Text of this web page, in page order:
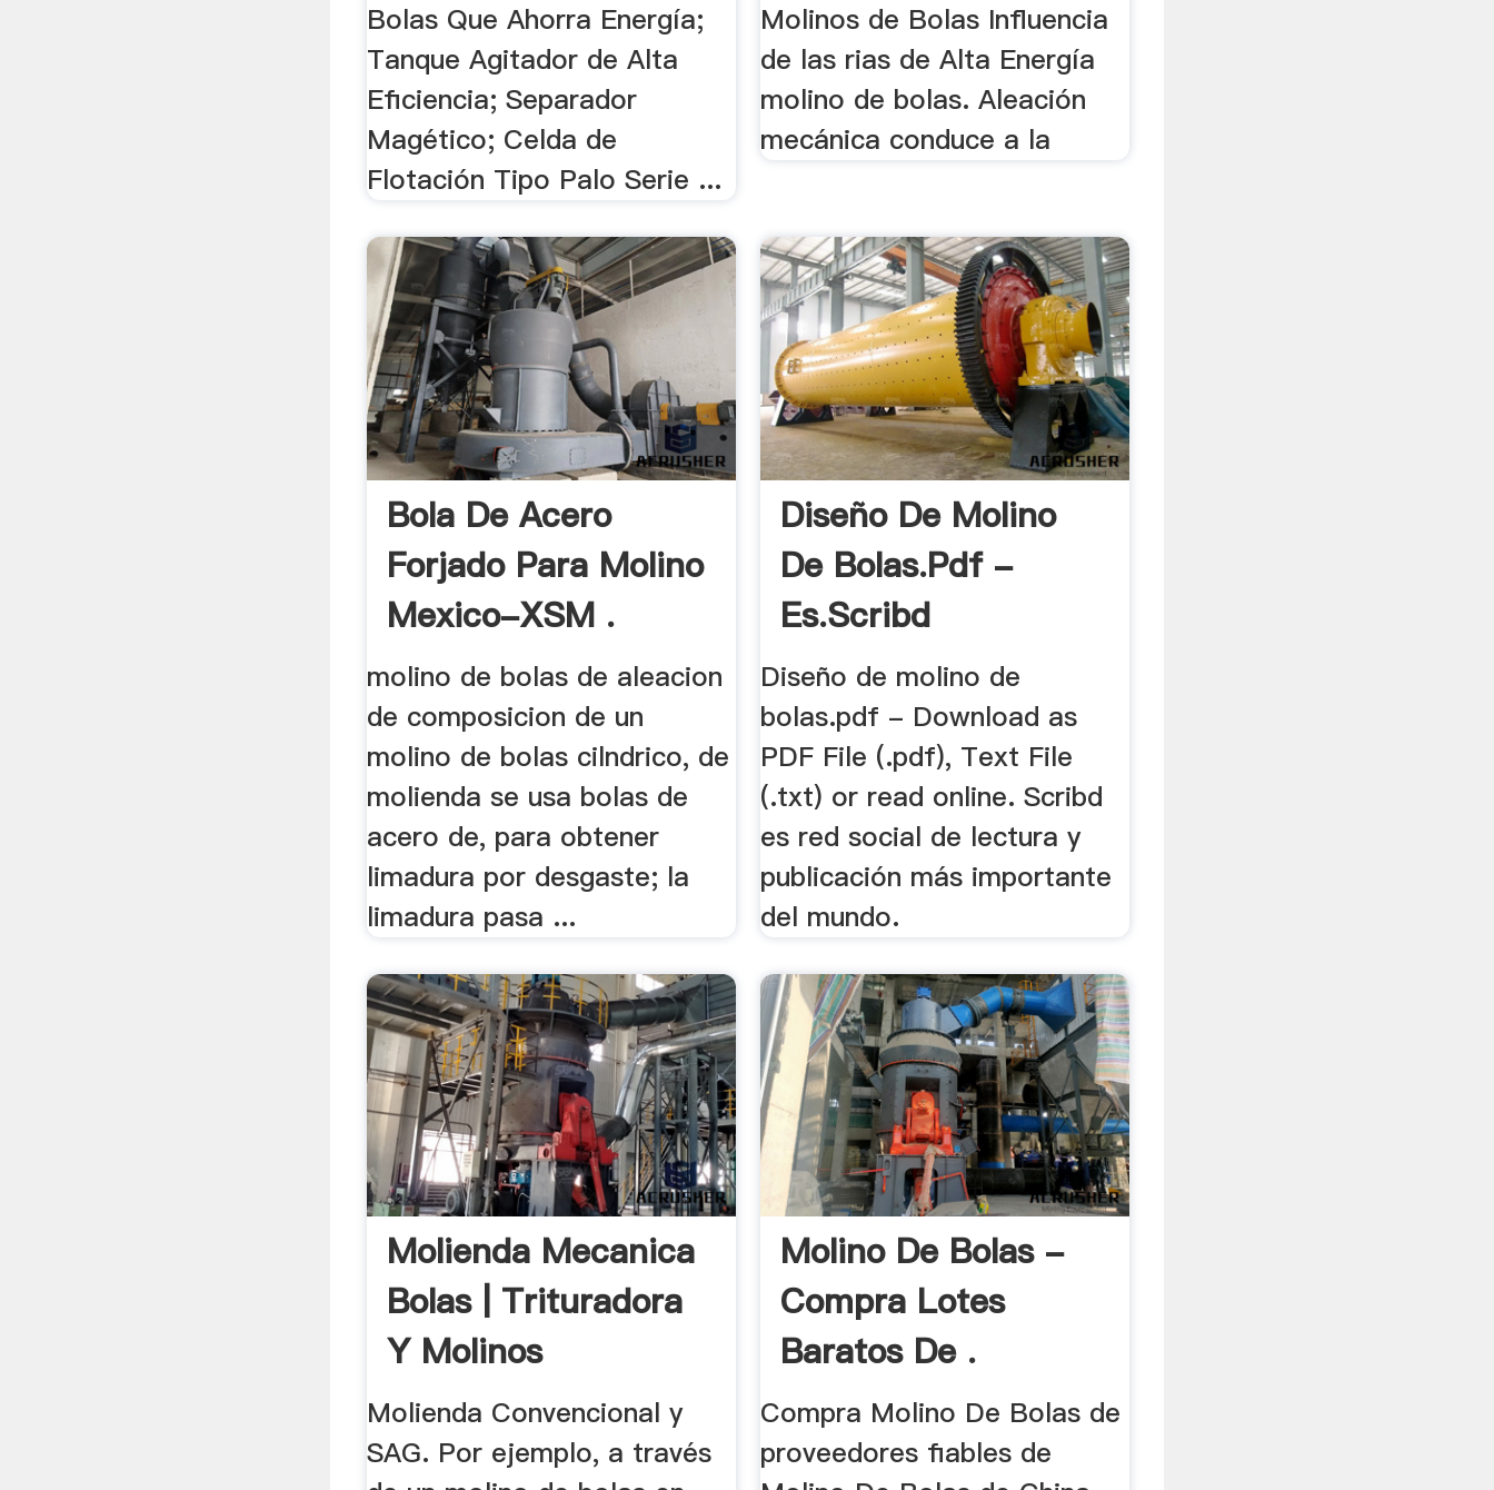
Bolas Que Ahorra Energía;
Tanque Agitador de Alta
Eficiencia; Separador
Magético; Celda de
Flotación Tipo Palo Serie ...
Molinos de Bolas Influencia
de las rias de Alta Energía
molino de bolas. Aleación
mecánica conduce a la
Bola De Acero
Forjado Para Molino
Mexico-XSM .
molino de bolas de aleacion
de composicion de un
molino de bolas cilndrico, de
molienda se usa bolas de
acero de, para obtener
limadura por desgaste; la
limadura pasa ...
Diseño De Molino
De Bolas.pdf -
Es.scribd
Diseño de molino de
bolas.pdf - Download as
PDF File (.pdf), Text File
(.txt) or read online. Scribd
es red social de lectura y
publicación más importante
del mundo.
Molienda Mecanica
Bolas | Trituradora
Y Molinos
Molienda Convencional y
SAG. Por ejemplo, a través
Molino De Bolas -
Compra Lotes
Baratos De .
Compra Molino De Bolas de
proveedores fiables de